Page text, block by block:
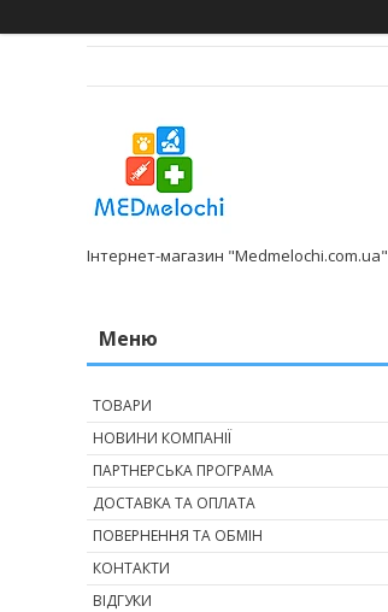
Інтернет-магазин "Medmelochi.com.ua"
ТОВАРИ
НОВИНИ КОМПАНІЇ
ПАРТНЕРСЬКА ПРОГРАМА
ДОСТАВКА ТА ОПЛАТА
ПОВЕРНЕННЯ ТА ОБМІН
КОНТАКТИ
ВІДГУКИ